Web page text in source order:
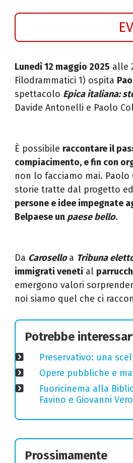
Lunedì 12 maggio 2025 alle
Filodrammatici 1) ospita
spettacolo Epica italiana:
Davide Antonelli e Paolo
È possibile raccontare il
compiacimento, e fin con
non lo facciamo mai.
storie tratte dal progetto
persone e idee impegnate
Belpaese un paese bello.
Da Carosello a Tribuna
immigrati veneti al
emergono valori
noi siamo quel che ci
Potrebbe
Preservativo: una
Opere pubbliche e
Fuoricinema alla
Favino e Giovanni
Prossimamente